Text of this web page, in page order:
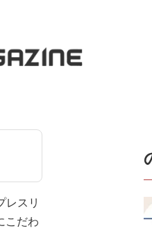
レスリ
こだわ